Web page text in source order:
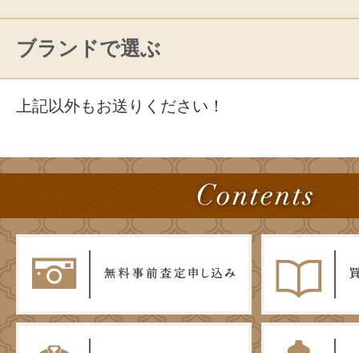
ブランドで選ぶ
上記以外もお送りください！